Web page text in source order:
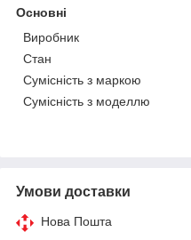
Основні
Виробник
Стан
Сумісність з маркою
Сумісність з моделлю
Умови доставки
Нова Пошта